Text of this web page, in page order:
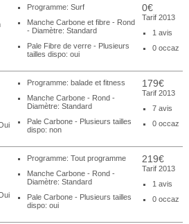
Programme: Surf
Manche Carbone et fibre - Rond
- Diamètre: Standard
Pale Fibre de verre - Plusieurs
tailles dispo: oui
0€
Tarif 2013
1 avis
0 occaz
Programme: balade et fitness
Manche Carbone - Rond -
Diamètre: Standard
Pale Carbone - Plusieurs tailles
dispo: non
179€
Tarif 2013
7 avis
0 occaz
Programme: Tout programme
Manche Carbone - Rond -
Diamètre: Standard
Pale Carbone - Plusieurs tailles
dispo: oui
219€
Tarif 2013
1 avis
0 occaz